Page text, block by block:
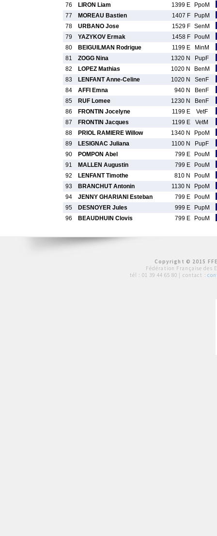
76
LIRON Liam 1399 E
PpoM
77
MOREAU Bastien 1407 F
PupM
78
URBANO Jose 1529 F SenM
79
YAZYKOV Ermak 1458 F
PouM
80
BEIGUILMAN Rodrigue 1199 E
MinM
81
ZOGG Nina 1320 N
PupF
82
LOPEZ Mathias 1020 N
BenM
83
LENFANT Anne-Celine 1020 N
SenF
84
AFFI Emna 940 N
BenF
85
RUF Lomee 1230 N
BenF
86
FRONTIN Jocelyne 1199 E
VetF
87
FRONTIN Jacques 1199 E
VetM
88
PRIOL RAMIERE Willow 1340 N
PpoM
89
LESIGNAC Juliana 1100 N
PupF
90
POMPON Abel 799 E
PouM
91
MALLEN Augustin 799 E
PouM
92
LENFANT Timothe 810 N
PouM
93
BRANCHUT Antonin 1130 N
PpoM
94
JENNY GHARIANI Esteban 799 E
PouM
95
DESNOYER Jules 999 E
PupM
96
BEAUDHUIN Clovis 799 E PouM
Copyright © 2015
Fédération Française des
tél : 01 39 44 65 80 | contact :